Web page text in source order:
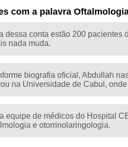
com a palavra
dessa conta estão 200
nada muda.
biografia oficial, Abdullah
na Universidade de Cabul,
equipe de médicos do Hospital
e otorrinolaringologia.